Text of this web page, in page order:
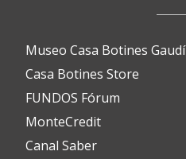
Museo Casa Botines Gaudí
Casa Botines Store
FUNDOS Fórum
MonteCredit
Canal Saber